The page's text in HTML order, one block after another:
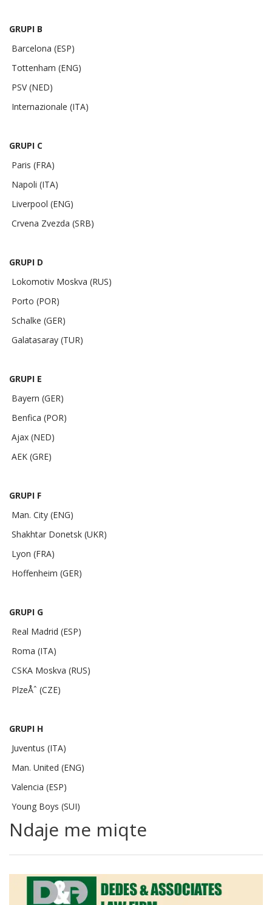
GRUPI B
Barcelona (ESP)
Tottenham (ENG)
PSV (NED)
Internazionale (ITA)
GRUPI C
Paris (FRA)
Napoli (ITA)
Liverpool (ENG)
Crvena Zvezda (SRB)
GRUPI D
Lokomotiv Moskva (RUS)
Porto (POR)
Schalke (GER)
Galatasaray (TUR)
GRUPI E
Bayern (GER)
Benfica (POR)
Ajax (NED)
AEK (GRE)
GRUPI F
Man. City (ENG)
Shakhtar Donetsk (UKR)
Lyon (FRA)
Hoffenheim (GER)
GRUPI G
Real Madrid (ESP)
Roma (ITA)
CSKA Moskva (RUS)
PlzeÅˆ (CZE)
GRUPI H
Juventus (ITA)
Man. United (ENG)
Valencia (ESP)
Young Boys (SUI)
Ndaje me miqte